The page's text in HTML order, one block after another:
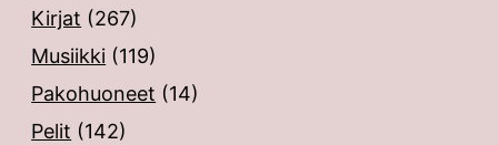
Kirjat (267)
Musiikki (119)
Pakohuoneet (14)
Pelit (142)